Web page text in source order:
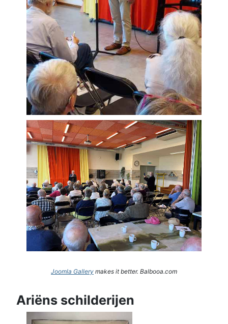
Joomla Gallery makes it better. Balbooa.com
Ariëns schilderijen